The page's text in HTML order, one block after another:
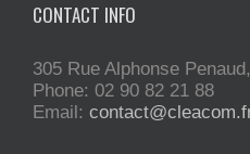
CONTACT INFO
305 Rue Alphonse
Phone: 02 90 82 21 88
Email: